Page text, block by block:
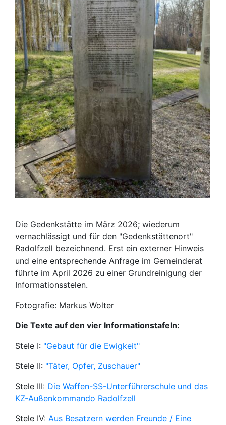
Die Gedenkstätte im März 2026; wiederum
vernachlässigt und für den "Gedenkstättenort"
Radolfzell bezeichnend. Erst ein externer Hinweis
und eine entsprechende Anfrage im Gemeinderat
führte im April 2026 zu einer Grundreinigung der
Informationsstelen.
Fotografie: Markus Wolter
Die Texte auf den vier Informationstafeln:
Stele I: "Gebaut für die Ewigkeit"
Stele II: "Täter, Opfer, Zuschauer"
Stele III: Die Waffen-SS-Unterführerschule und das
KZ-Außenkommando Radolfzell
Stele IV: Aus Besatzern werden Freunde / Eine